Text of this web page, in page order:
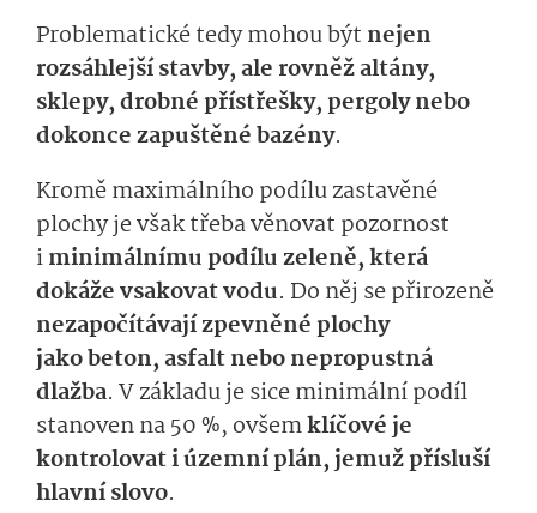
Problematické tedy mohou být nejen
rozsáhlejší stavby, ale rovněž altány,
sklepy, drobné přístřešky, pergoly nebo
dokonce zapuštěné bazény.
Kromě maximálního podílu zastavěné
plochy je však třeba věnovat pozornost
iminimálnímu podílu zeleně, která
dokáže vsakovat vodu. Do něj se přirozeně
nezapočítávají zpevněné plochy
jakobeton, asfalt nebo nepropustná
dlažba. V základu je sice minimální podíl
stanoven na 50 %, ovšemklíčové je
kontrolovat i územní plán, jemuž přísluší
hlavní slovo.